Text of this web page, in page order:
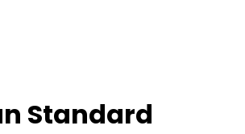
Standard